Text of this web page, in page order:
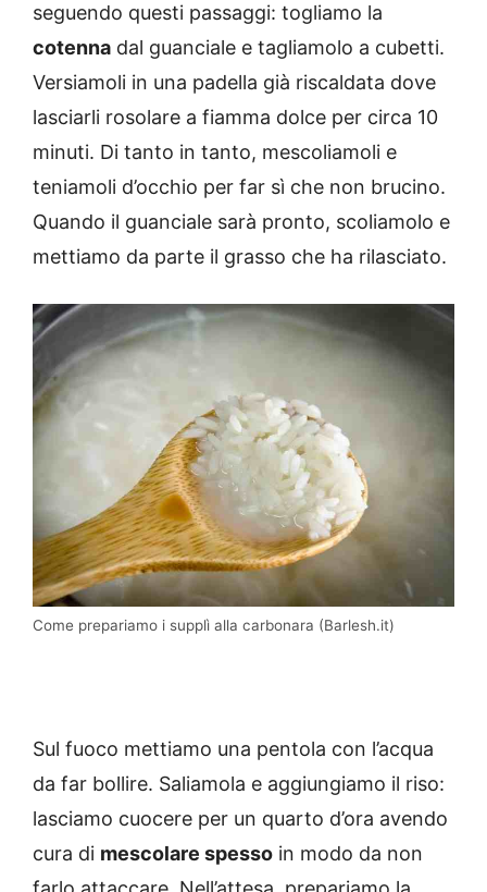
seguendo questi passaggi: togliamo la
cotenna dal guanciale e tagliamolo a cubetti.
Versiamoli in una padella già riscaldata dove
lasciarli rosolare a fiamma dolce per circa 10
minuti. Di tanto in tanto, mescoliamoli e
teniamoli d’occhio per far sì che non brucino.
Quando il guanciale sarà pronto, scoliamolo e
mettiamo da parte il grasso che ha rilasciato.
Come prepariamo i supplì alla carbonara (Barlesh.it)
Sul fuoco mettiamo una pentola con l’acqua
da far bollire. Saliamola e aggiungiamo il riso:
lasciamo cuocere per un quarto d’ora avendo
cura di mescolare spesso in modo da non